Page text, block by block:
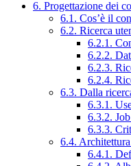
6. Progettazione dei
6.1. Cos’è il
6.2. Ricerca
6.2.1.
6.2.2.
6.2.3.
6.2.4.
6.3. Dalla
6.3.1.
6.3.2.
6.3.3.
6.4.
6.4.1.